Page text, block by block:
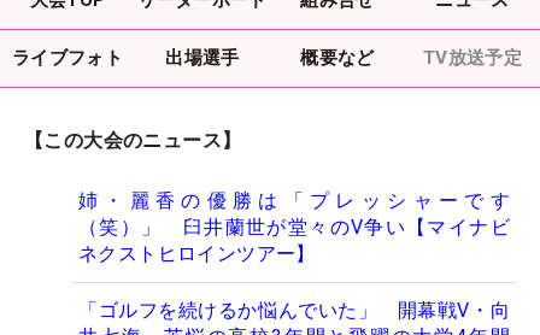
ライブフォト 出場選手 概要など TV放送予定
【この大会のニュース】
姉・麗香の優勝は「プレッシャーです
（笑）」 臼井蘭世が堂々のV争い【マイナビ
ネクストヒロインツアー】
「ゴルフを続けるか悩んでいた」 開幕戦V・向